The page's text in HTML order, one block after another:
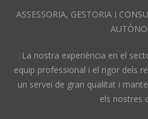
ASSESSORIA, GESTORIA I
La nostra experiència en el
equip professional i el rigor dels
un servei de gran qualitat i
els nostres